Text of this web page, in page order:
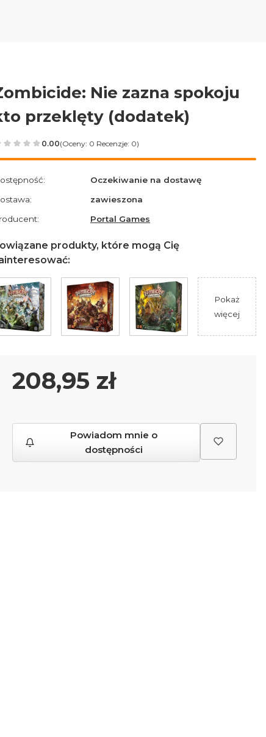
Nie zazna spokoju
przeklęty (dodatek)
0.00(Oceny: 0 Recenzje: 0)
Przejdź do sekcji Opinie
Oczekiwanie na dostawę
zawieszona
Portal Games
produkty, które mogą Cię
Pokaż
więcej
Cena
208,95 zł
Powiadom mnie o
dostępności